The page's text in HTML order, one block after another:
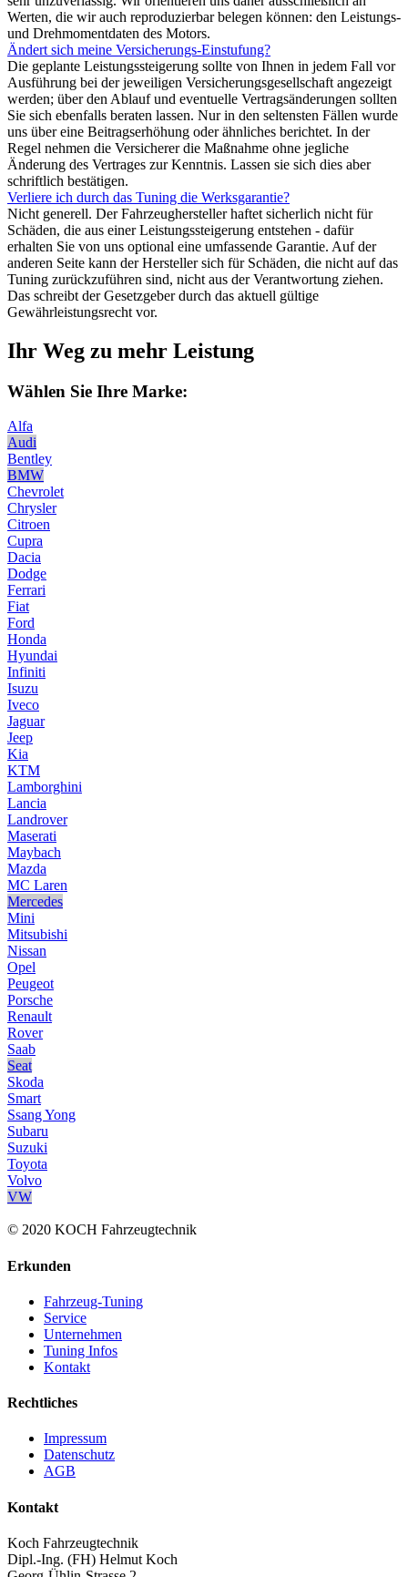
Werten, die wir auch reproduzierbar belegen können: den Leistungs-
und Drehmomentdaten des Motors.
Ändert sich meine Versicherungs-Einstufung?
Die geplante Leistungssteigerung sollte von Ihnen in jedem Fall vor
Ausführung bei der jeweiligen Versicherungsgesellschaft angezeigt
werden; über den Ablauf und eventuelle Vertragsänderungen sollten
Sie sich ebenfalls beraten lassen. Nur in den seltensten Fällen wurde
uns über eine Beitragserhöhung oder ähnliches berichtet. In der
Regel nehmen die Versicherer die Maßnahme ohne jegliche
Änderung des Vertrages zur Kenntnis. Lassen sie sich dies aber
schriftlich bestätigen.
Verliere ich durch das Tuning die Werksgarantie?
Nicht generell. Der Fahrzeughersteller haftet sicherlich nicht für
Schäden, die aus einer Leistungssteigerung entstehen - dafür
erhalten Sie von uns optional eine umfassende Garantie. Auf der
anderen Seite kann der Hersteller sich für Schäden, die nicht auf das
Tuning zurückzuführen sind, nicht aus der Verantwortung ziehen.
Das schreibt der Gesetzgeber durch das aktuell gültige
Gewährleistungsrecht vor.
Ihr Weg zu mehr Leistung
Wählen Sie Ihre Marke:
Alfa
Audi
Bentley
BMW
Chevrolet
Chrysler
Citroen
Cupra
Dacia
Dodge
Ferrari
Fiat
Ford
Honda
Hyundai
Infiniti
Isuzu
Iveco
Jaguar
Jeep
Kia
KTM
Lamborghini
Lancia
Landrover
Maserati
Maybach
Mazda
MC Laren
Mercedes
Mini
Mitsubishi
Nissan
Opel
Peugeot
Porsche
Renault
Rover
Saab
Seat
Skoda
Smart
Ssang Yong
Subaru
Suzuki
Toyota
Volvo
VW
© 2020 KOCH Fahrzeugtechnik
Erkunden
Fahrzeug-Tuning
Service
Unternehmen
Tuning Infos
Kontakt
Rechtliches
Impressum
Datenschutz
AGB
Kontakt
Koch Fahrzeugtechnik
Dipl.-Ing. (FH) Helmut Koch